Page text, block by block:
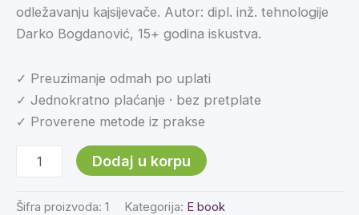
odležavanju kajsijevače. Autor: dipl. inž. tehnologije
Darko Bogdanović, 15+ godina iskustva.
✓ Preuzimanje odmah po uplati
✓ Jednokratno plaćanje · bez pretplate
✓ Proverene metode iz prakse
Dodaj u korpu
Šifra proizvoda: 1 Kategorija: E book